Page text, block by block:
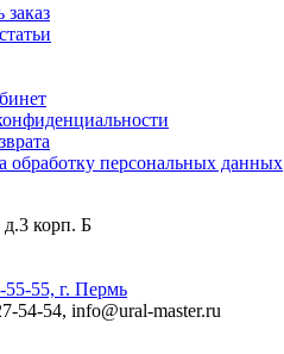
заказ
обработку персональных данных
д.3 корп. Б
55-55, г. Пермь
54-54, info@ural-master.ru